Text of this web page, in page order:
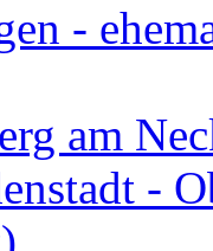
-
am
-